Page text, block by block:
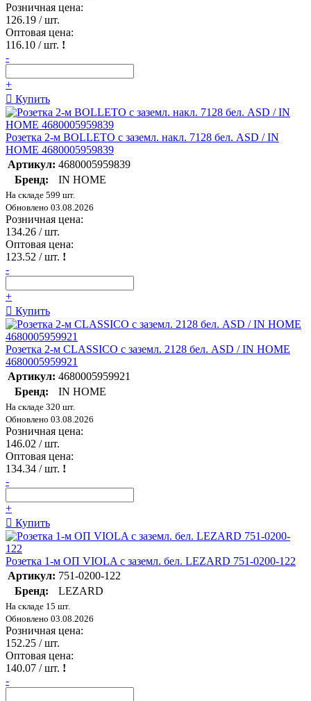
Розничная цена:
126.19 / шт.
Оптовая цена:
116.10 / шт. !
-
+
Купить
Розетка 2-м BOLLETO с заземл. накл. 7128 бел. ASD / IN
HOME 4680005959839
Артикул: 4680005959839
Бренд:
IN HOME
На складе 599 шт.
Обновлено 03.08.2026
Розничная цена:
134.26 / шт.
Оптовая цена:
123.52 / шт. !
-
+
Купить
Розетка 2-м CLASSICO с заземл. 2128 бел. ASD / IN HOME
4680005959921
Артикул: 4680005959921
Бренд:
IN HOME
На складе 320 шт.
Обновлено 03.08.2026
Розничная цена:
146.02 / шт.
Оптовая цена:
134.34 / шт. !
-
+
Купить
Розетка 1-м ОП VIOLA с заземл. бел. LEZARD 751-0200-122
Артикул: 751-0200-122
Бренд:
LEZARD
На складе 15 шт.
Обновлено 03.08.2026
Розничная цена:
152.25 / шт.
Оптовая цена:
140.07 / шт. !
-